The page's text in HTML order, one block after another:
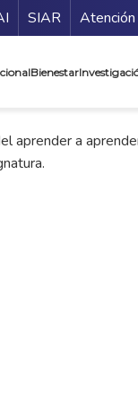
de
SIAR Atención
Bienestar
aprender a